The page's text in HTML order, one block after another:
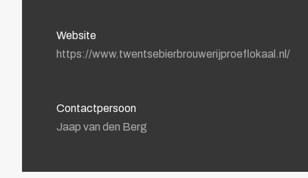
Website
https://www.twentsebierbrouwerijproeflokaal.nl/
Contactpersoon
Jaap van den Berg